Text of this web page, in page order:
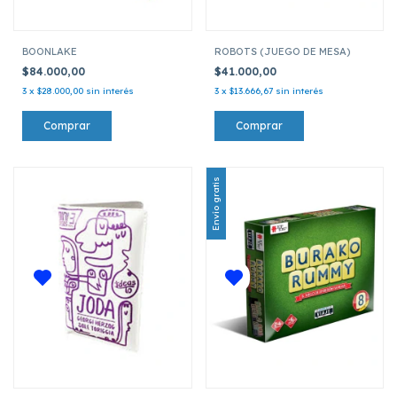
BOONLAKE
$84.000,00
3 x $28.000,00 sin interés
ROBOTS (JUEGO DE MESA)
$41.000,00
3 x $13.666,67 sin interés
Envío gratis